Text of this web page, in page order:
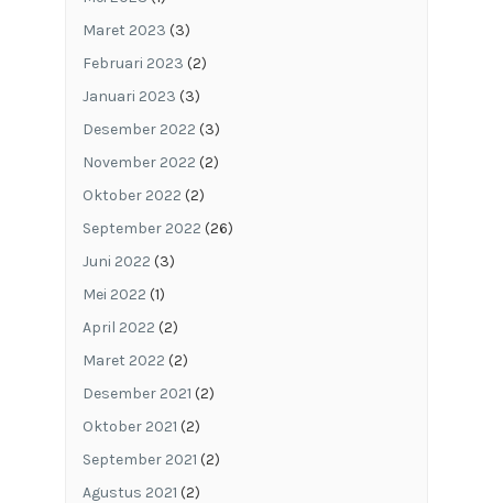
Maret 2023 (3)
Februari 2023 (2)
Januari 2023 (3)
Desember 2022 (3)
November 2022 (2)
Oktober 2022 (2)
September 2022 (26)
Juni 2022 (3)
Mei 2022 (1)
April 2022 (2)
Maret 2022 (2)
Desember 2021 (2)
Oktober 2021 (2)
September 2021 (2)
Agustus 2021 (2)